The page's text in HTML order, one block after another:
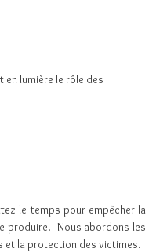
en lumière le rôle des
le temps pour empêcher la
produire. Nous abordons les
et la protection des victimes.